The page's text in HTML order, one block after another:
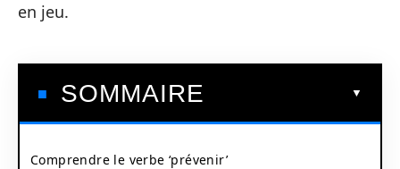
en jeu.
SOMMAIRE
Comprendre le verbe ‘prévenir’